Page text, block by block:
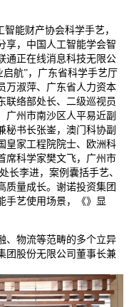
能财产协会科学手艺，
享，中国人工智能学会智
通正在线消息科技无限公
航”，广东省科学手艺厅
万淑萍、广东省人力资本
联络部处长、二级巡视员
广州市南沙区人平易近副
秘书长张崟，澳门科协副
皇家工程院院士、欧洲科
席科学家樊文飞，广州市
长李进，案例囊括手艺、
质量成长。谢诺投资集团
手艺使用场景，《》显
物流等范畴的多个立异
团股份无限公司董事长兼